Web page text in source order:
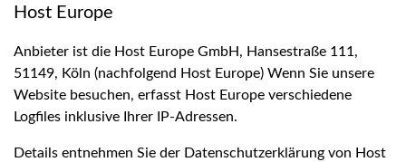
Host Europe
Anbieter ist die Host Europe GmbH, Hansestraße 111,
51149, Köln (nachfolgend Host Europe) Wenn Sie unsere
Website besuchen, erfasst Host Europe verschiedene
Logfiles inklusive Ihrer IP-Adressen.
Details entnehmen Sie der Datenschutzerklärung von Host